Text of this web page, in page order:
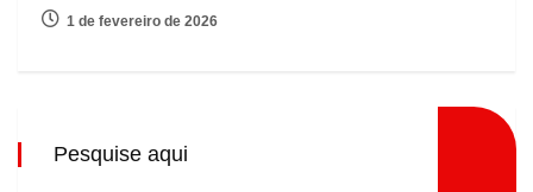
1 de fevereiro de 2026
Pesquise aqui